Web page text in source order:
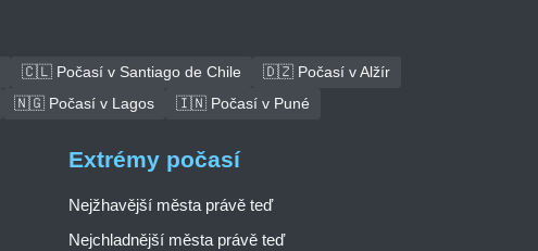
🇨🇱 Počasí v Santiago de Chile
🇩🇿 Počasí v Alžír
🇳🇬 Počasí v Lagos 🇮🇳 Počasí v Puné
Extrémy počasí
Nejžhavější města právě teď
Nejchladnější města právě teď